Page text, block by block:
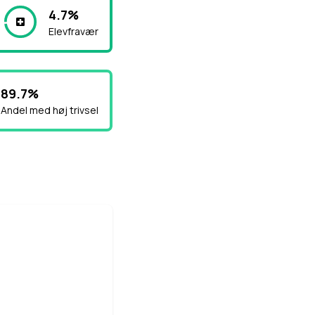
4.7%
Elevfravær
89.7%
Andel med høj trivsel